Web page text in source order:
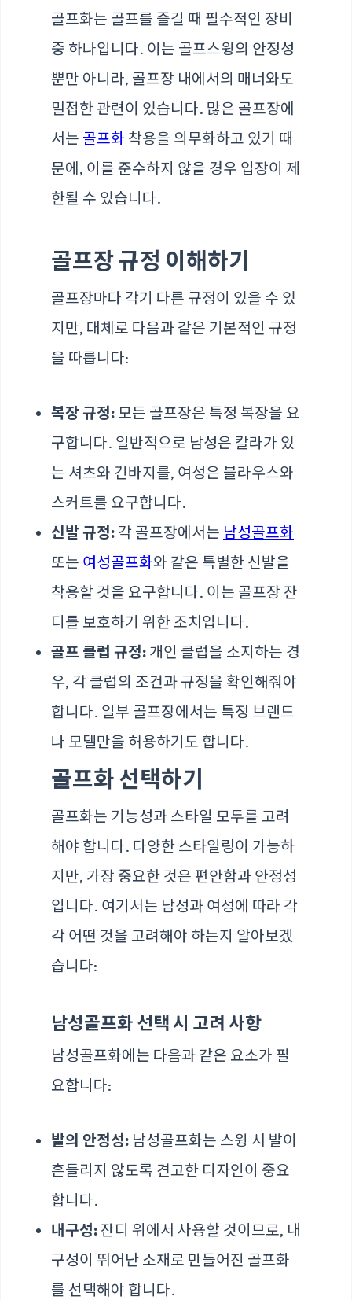
골프화는 골프를 즐길 때 필수적인 장비
중 하나입니다. 이는 골프스윙의 안정성
뿐만 아니라, 골프장 내에서의 매너와도
밀접한 관련이 있습니다. 많은 골프장에
서는 골프화 착용을 의무화하고 있기 때
문에, 이를 준수하지 않을 경우 입장이 제
한될 수 있습니다.
골프장 규정 이해하기
골프장마다 각기 다른 규정이 있을 수 있
지만, 대체로 다음과 같은 기본적인 규정
을 따릅니다:
복장 규정: 모든 골프장은 특정 복장을 요
구합니다. 일반적으로 남성은 칼라가 있
는 셔츠와 긴바지를, 여성은 블라우스와
스커트를 요구합니다.
신발 규정: 각 골프장에서는 남성골프화
또는 여성골프화와 같은 특별한 신발을
착용할 것을 요구합니다. 이는 골프장 잔
디를 보호하기 위한 조치입니다.
골프 클럽 규정: 개인 클럽을 소지하는 경
우, 각 클럽의 조건과 규정을 확인해줘야
합니다. 일부 골프장에서는 특정 브랜드
나 모델만을 허용하기도 합니다.
골프화 선택하기
골프화는 기능성과 스타일 모두를 고려
해야 합니다. 다양한 스타일링이 가능하
지만, 가장 중요한 것은 편안함과 안정성
입니다. 여기서는 남성과 여성에 따라 각
각 어떤 것을 고려해야 하는지 알아보겠
습니다:
남성골프화 선택 시 고려 사항
남성골프화에는 다음과 같은 요소가 필
요합니다:
발의 안정성: 남성골프화는 스윙 시 발이
흔들리지 않도록 견고한 디자인이 중요
합니다.
내구성: 잔디 위에서 사용할 것이므로, 내
구성이 뛰어난 소재로 만들어진 골프화
를 선택해야 합니다.